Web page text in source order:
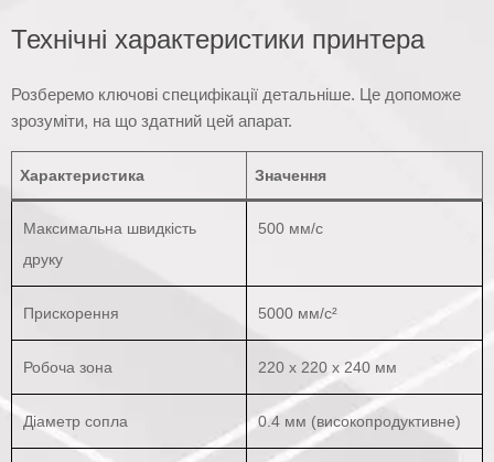
Технічні характеристики принтера
Розберемо ключові специфікації детальніше. Це допоможе
зрозуміти, на що здатний цей апарат.
Характеристика Значення
Максимальна швидкість
друку
500 мм/с
Прискорення 5000 мм/с²
Робоча зона 220 x 220 x 240 мм
Діаметр сопла 0.4 мм (високопродуктивне)